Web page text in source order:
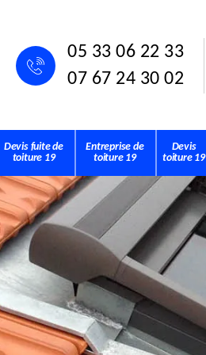
05 33 06 22 33
07 67 24 30 02
Devis fuite de
toiture 19
Entreprise de
toiture 19
Devis
toiture 19